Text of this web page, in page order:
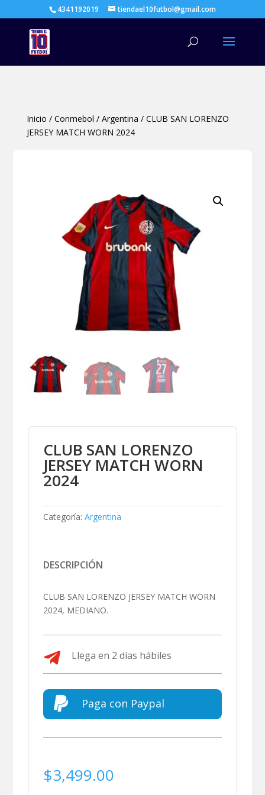
4341192019 tiendael10futbol@gmail.com
Inicio / Conmebol / Argentina / CLUB SAN LORENZO
JERSEY MATCH WORN 2024
CLUB SAN LORENZO
JERSEY MATCH WORN
2024
Categoría: Argentina
DESCRIPCIÓN
CLUB SAN LORENZO JERSEY MATCH WORN
2024, MEDIANO.
 Llega en 2 días hábiles
 Paga con Paypal
$3,499.00